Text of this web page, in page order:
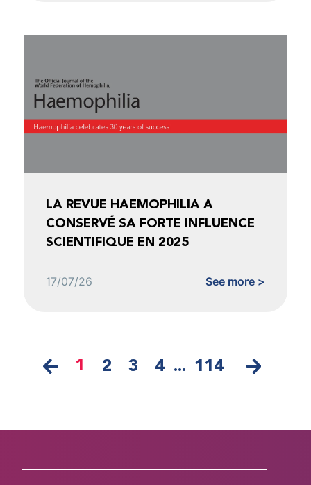
LA REVUE HAEMOPHILIA A
CONSERVÉ SA FORTE INFLUENCE
SCIENTIFIQUE EN 2025
17/07/26 See more >
1 2 3 4 ... 114